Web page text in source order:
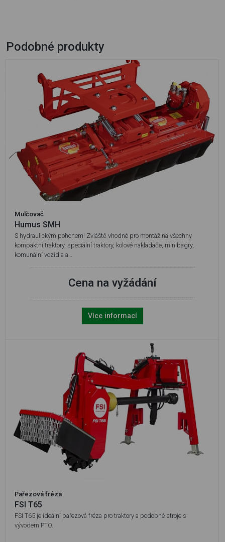
Podobné produkty
Mulčovač
Humus SMH
S hydraulickým pohonem! Zvláště vhodné pro montáž na všechny
kompaktní traktory, speciální traktory, kolové nakladače, minibagry,
komunální vozidla a…
Cena na vyžádání
Více informací
Pařezová fréza
FSI T65
FSI T65 je ideální pařezová fréza pro traktory a podobné stroje s
vývodem PTO.